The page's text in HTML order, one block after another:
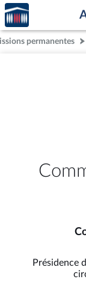
Aller au contenu
Aller en bas de la
Accèder
à la
page
d'accueilpermanentes
Présidence